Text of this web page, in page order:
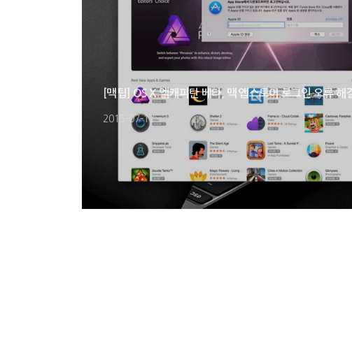
[맥팁] OS X 엘캐피탄 베타, 맥 앱스토어 로그인 오류 해
2015-07-17